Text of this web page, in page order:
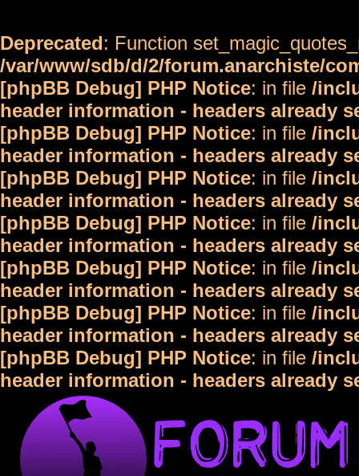
Deprecated: Function
/var/www/sdb/d/2/forum.anarchiste/
[phpBB Debug] PHP Notice: in file /
header information - headers already
[phpBB Debug] PHP Notice: in file /
header information - headers already
[phpBB Debug] PHP Notice: in file /
header information - headers already
[phpBB Debug] PHP Notice: in file /
header information - headers already
[phpBB Debug] PHP Notice: in file /
header information - headers already
[phpBB Debug] PHP Notice: in file /
header information - headers already
[phpBB Debug] PHP Notice: in file /
header information - headers already